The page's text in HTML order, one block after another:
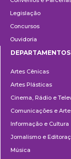
Legislação
Concursos
Ouvidoria
DEPARTAMENTOS
Artes Cênicas
Artes Plásticas
Cinema, Rádio e
Comunicações e
Informação e Cultura
Jornalismo e
Música